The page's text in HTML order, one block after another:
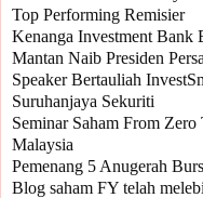
Top Performing Remisier
Kenanga Investment Bank
Mantan Naib Presiden
Speaker Bertauliah
Suruhanjaya Sekuriti
Seminar Saham From
Malaysia
Pemenang 5 Anugerah
Blog saham FY telah